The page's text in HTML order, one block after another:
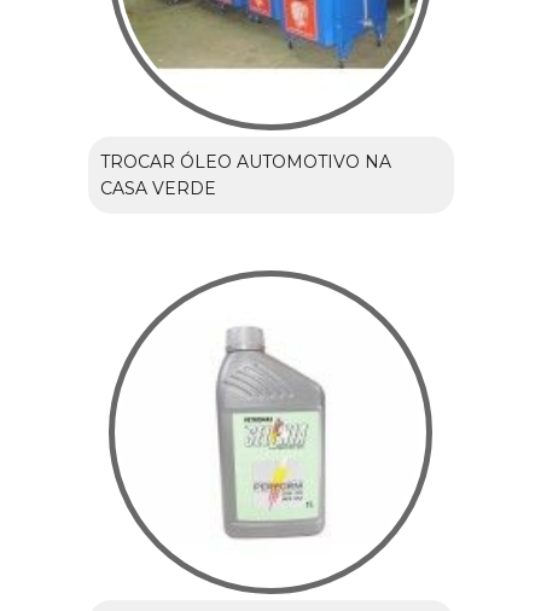
TROCAR ÓLEO AUTOMOTIVO NA
CASA VERDE